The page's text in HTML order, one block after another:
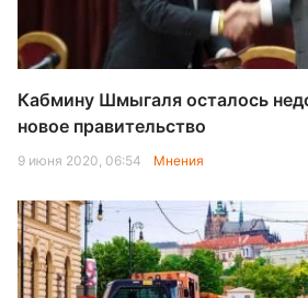
Кабмину Шмыгаля осталось
новое правительство
9 июня 2020, 06:54 Мнения